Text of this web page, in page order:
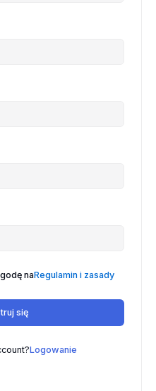
naRegulamin i zasady
się
Logowanie